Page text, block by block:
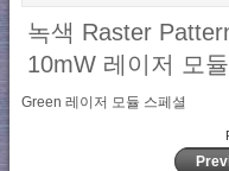
녹색 Raster
10mW 레이저 모
Green 레이저 모듈 스페셜